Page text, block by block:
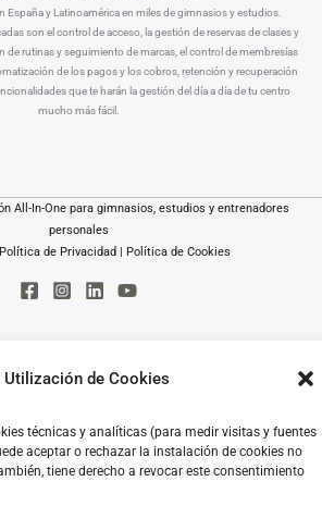
Utilización de Cookies
técnicas y analíticas (para medir visitas y fuentes
aceptar o rechazar la instalación de cookies no
tiene derecho a revocar este consentimiento
España y Latinoamérica en miles de gimnasios y estudios.
son el control de acceso, la gestión de reservas de clases y
de rutinas y seguimiento de marcas, el control de membresías
de los pagos y los cobros, retención y recuperación
que te harán la gestión del día a día de tu centro
mucho más fácil.
All-In-One para gimnasios, estudios y entrenadores
personales
Política de Privacidad | Política de Cookies